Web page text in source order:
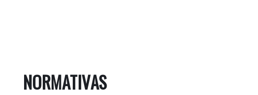
NORMATIVAS